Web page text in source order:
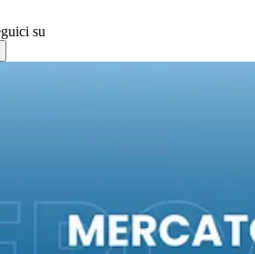
su